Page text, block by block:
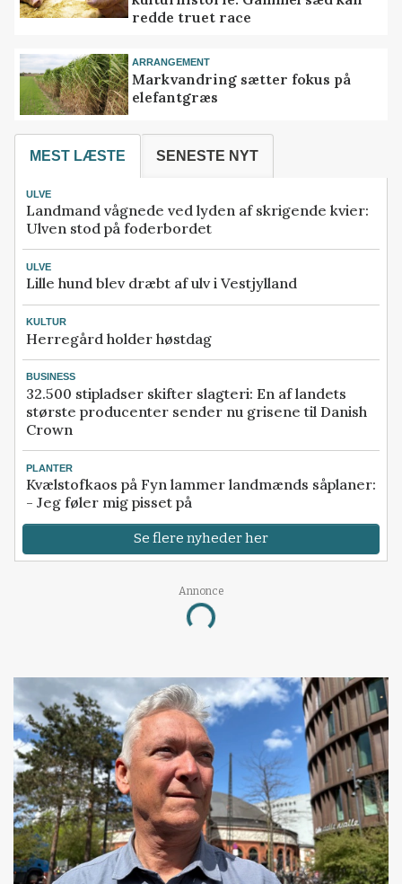
redde truet race
ARRANGEMENT
Markvandring sætter fokus på
elefantgræs
MEST LÆSTE SENESTE NYT
ULVE
Landmand vågnede ved lyden af skrigende kvier:
Ulven stod på foderbordet
ULVE
Lille hund blev dræbt af ulv i Vestjylland
KULTUR
Herregård holder høstdag
BUSINESS
32.500 stipladser skifter slagteri: En af landets
største producenter sender nu grisene til Danish
Crown
PLANTER
Kvælstofkaos på Fyn lammer landmænds såplaner:
- Jeg føler mig pisset på
Se flere nyheder her
Annonce
Loading...